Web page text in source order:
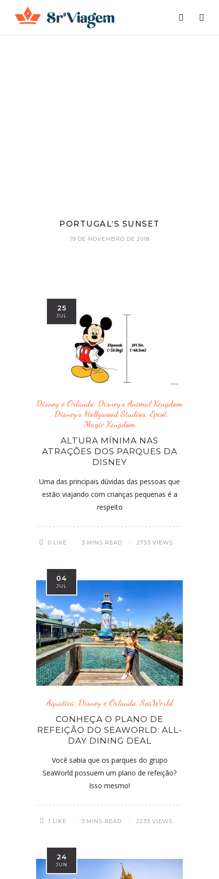
PORTUGAL’S SUNSET
19 DE NOVEMBRO DE 2018
25
JUL
Disney e Orlando, Disney's Animal Kingdom
, Disney's Hollywood Studios, Epcot,
Magic Kingdom
ALTURA MÍNIMA NAS
ATRAÇÕES DOS PARQUES DA
DISNEY
Uma das principais dúvidas das pessoas que
estão viajando com crianças pequenas é a
respeito
0 LIKE 3 MINS READ 2753 VIEWS
04
JUL
Aquatica, Disney e Orlando,SeaWorld
CONHEÇA O PLANO DE
REFEIÇÃO DO SEAWORLD: ALL-
DAY DINING DEAL
Você sabia que os parques do grupo
SeaWorld possuem um plano de refeição?
Isso mesmo!
1 LIKE 3 MINS READ 2233 VIEWS
24
JUN